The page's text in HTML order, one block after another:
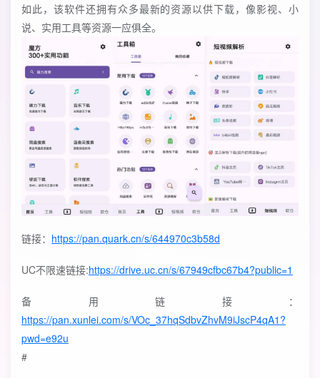
如此，该软件还拥有众多最新的资源以供下载，像影视、小
说、实用工具等资源一应俱全。
链接： https://pan.quark.cn/s/644970c3b58d
UC不限速链接:https://drive.uc.cn/s/67949cfbc67b4?public=1
备用链接：
https://pan.xunlei.com/s/VOc_37hqSdbvZhvM9iJscP4qA1?
pwd=e92u
#